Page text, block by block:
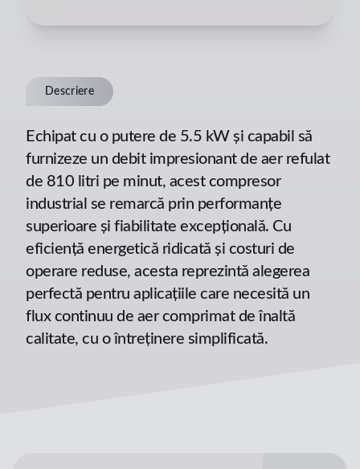
Descriere
Echipat cu o putere de 5.5 kW și capabil să
furnizeze un debit impresionant de aer refulat
de 810 litri pe minut, acest compresor
industrial se remarcă prin performanțe
superioare și fiabilitate excepțională. Cu
eficiență energetică ridicată și costuri de
operare reduse, acesta reprezintă alegerea
perfectă pentru aplicațiile care necesită un
flux continuu de aer comprimat de înaltă
calitate, cu o întreținere simplificată.